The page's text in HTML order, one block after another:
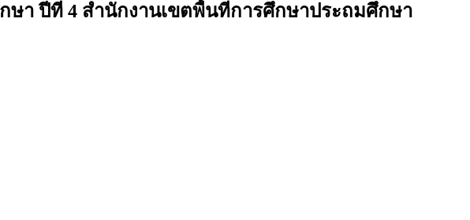
า ปีที่ 4 สำนักงานเขตพื้นที่การศึกษาประถมศึกษา